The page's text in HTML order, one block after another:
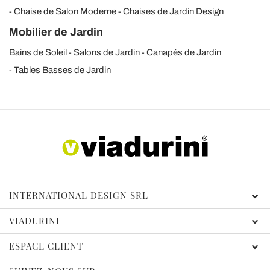
Chaise de Salon Moderne Chaises de Jardin Design
Mobilier de Jardin
Bains de Soleil Salons de Jardin
Canapés de Jardin
Tables Basses de Jardin
INTERNATIONAL DESIGN SRL
VIADURINI
ESPACE CLIENT